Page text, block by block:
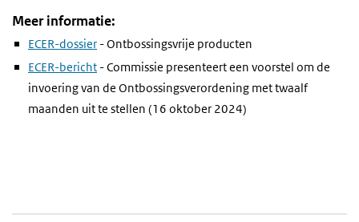
Meer informatie:
ECER-dossier - Ontbossingsvrije producten
ECER-bericht - Commissie presenteert een voorstel om de
invoering van de Ontbossingsverordening met twaalf
maanden uit te stellen (16 oktober 2024)